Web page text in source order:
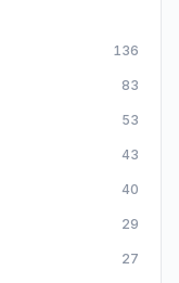
136
83
53
43
40
29
27